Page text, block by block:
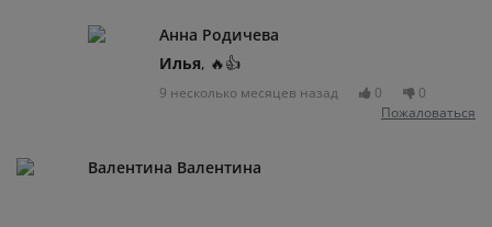
Анна Родичева
Илья, 🔥👍
9 несколько месяцев назад 0
0
Пожаловаться
Валентина Валентина